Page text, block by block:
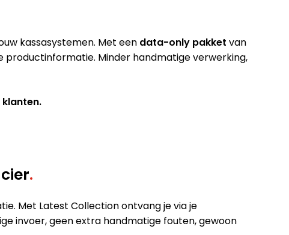
kassasystemen. Met een data-only pakket van
productinformatie. Minder handmatige verwerking,
.
Met Latest Collection ontvang je via je
invoer, geen extra handmatige fouten, gewoon